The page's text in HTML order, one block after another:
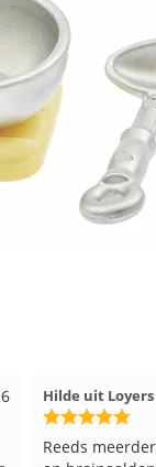
uit Loyers
Reeds meerdere